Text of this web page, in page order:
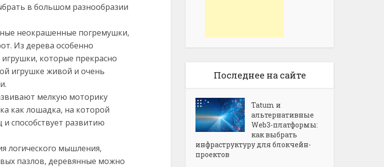
в большом разнообразии
неокрашенные погремушки,
Из дерева особенно
которые прекрасно
игрушке живой и очень
мелкую моторику
как лошадка, на которой
способствует развитию
логического мышления,
пазлов, деревянные можно
Последнее на сайте
Tatum и
альтернативные
Web3-платформы:
как выбрать
инфраструктуру для блокчейн-
проектов